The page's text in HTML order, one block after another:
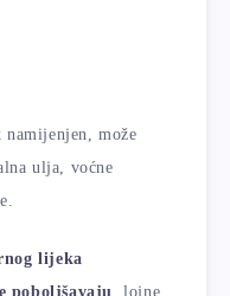
može
ulja, voćne
lijeka
poboljšavaju
, lojne